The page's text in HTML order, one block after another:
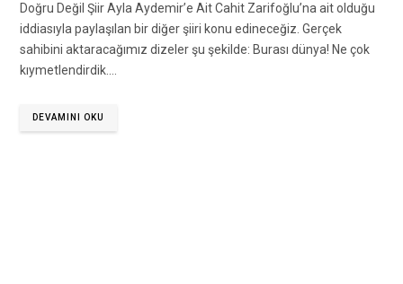
Doğru Değil Şiir Ayla Aydemir’e Ait Cahit Zarifoğlu’na ait olduğu
iddiasıyla paylaşılan bir diğer şiiri konu edineceğiz. Gerçek
sahibini aktaracağımız dizeler şu şekilde: Burası dünya! Ne çok
kıymetlendirdik.…
DEVAMINI OKU